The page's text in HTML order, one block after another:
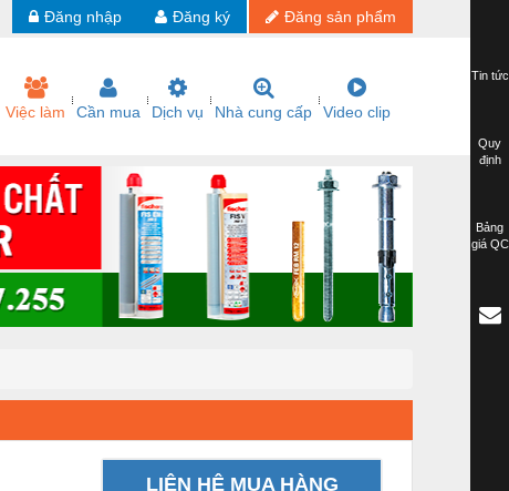
Đăng sản phẩm
Đăng ký
Đăng nhập
Việc làm Cần mua Dịch vụ Nhà cung cấp Video clip
LIÊN HỆ MUA HÀNG
Tin tức
Quy
định
Bảng
giá QC